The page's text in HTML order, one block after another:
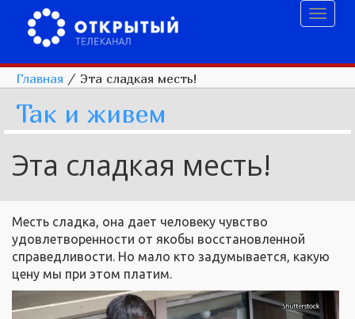
Главная / Эта сладкая месть!
Так и живем
Эта сладкая месть!
Месть сладка, она дает человеку чувство
удовлетворенности от якобы восстановленной
справедливости. Но мало кто задумывается, какую
цену мы при этом платим.